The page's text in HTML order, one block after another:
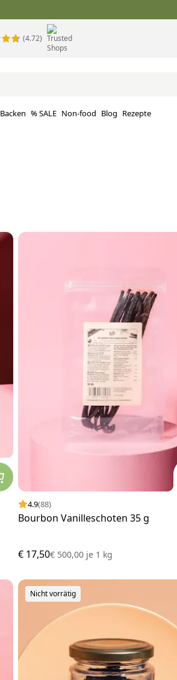
(4.72)
Backen % SALE Non-food Blog Rezepte
4.9(88)
Bourbon Vanilleschoten 35 g
€ 17,50€ 500,00 je 1 kg
Nicht vorrätig